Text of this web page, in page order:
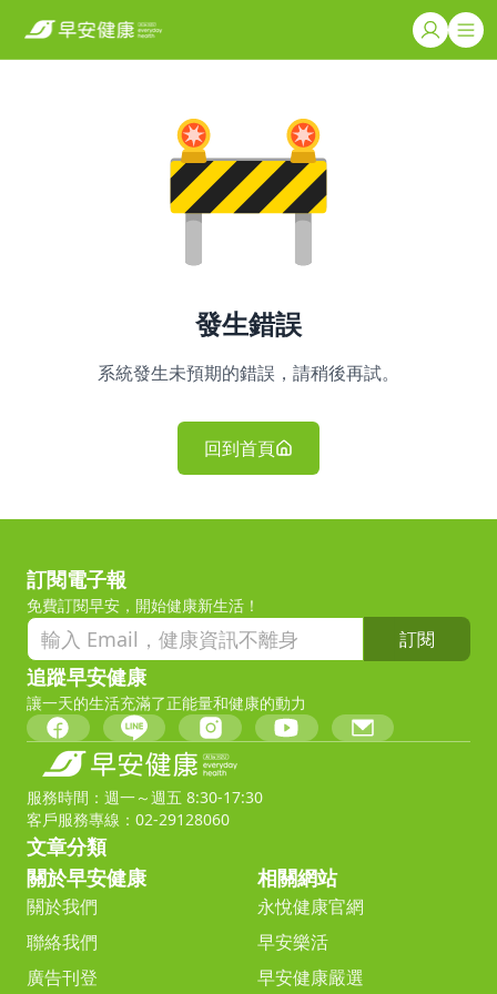
發生錯誤
系統發生未預期的錯誤，請稍後再試。
回到首頁
訂閱電子報
免費訂閱早安，開始健康新生活！
訂閱
追蹤早安健康
讓一天的生活充滿了正能量和健康的動力
服務時間：週一～週五 8:30-17:30
客戶服務專線：02-29128060
文章分類
關於早安健康
關於我們
聯絡我們
廣告刊登
相關網站
永悅健康官網
早安樂活
早安健康嚴選